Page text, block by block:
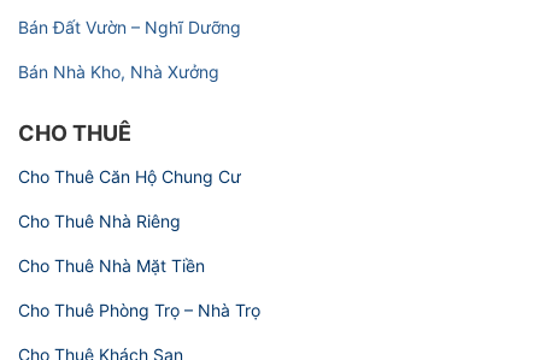
Bán Đất Vườn – Nghĩ Dưỡng
Bán Nhà Kho, Nhà Xưởng
CHO THUÊ
Cho Thuê Căn Hộ Chung Cư
Cho Thuê Nhà Riêng
Cho Thuê Nhà Mặt Tiền
Cho Thuê Phòng Trọ – Nhà Trọ
Cho Thuê Khách Sạn